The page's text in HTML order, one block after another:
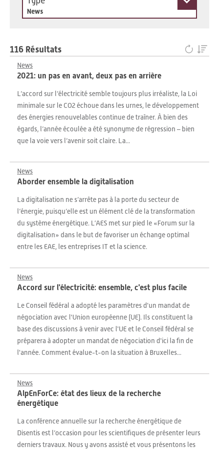
News
116 Résultats
News
2021: un pas en avant, deux pas en arrière
L’accord sur l’électricité semble toujours plus irréaliste, la Loi
minimale sur le CO2 échoue dans les urnes, le développement
des énergies renouvelables continue de traîner. À bien des
égards, l’année écoulée a été synonyme de régression – bien
que la voie vers l’avenir soit claire. La...
News
Aborder ensemble la digitalisation
La digitalisation ne s’arrête pas à la porte du secteur de
l’énergie, puisqu’elle est un élément clé de la transformation
du système énergétique. L’AES met sur pied le «Forum sur la
digitalisation» dans le but de favoriser un échange optimal
entre les EAE, les entreprises IT et la science.
News
Accord sur l'électricité: ensemble, c'est plus facile
Le Conseil fédéral a adopté les paramètres d'un mandat de
négociation avec l'Union européenne (UE). Ils constituent la
base des discussions à venir avec l'UE et le Conseil fédéral se
préparera à adopter un mandat de négociation d'ici la fin de
l'année. Comment évalue-t-on la situation à Bruxelles...
News
AlpEnForCe: état des lieux de la recherche
énergétique
La conférence annuelle sur la recherche énergétique de
Disentis est l’occasion pour les scientifiques de présenter leurs
derniers travaux. Nous y avons assisté et vous présentons les